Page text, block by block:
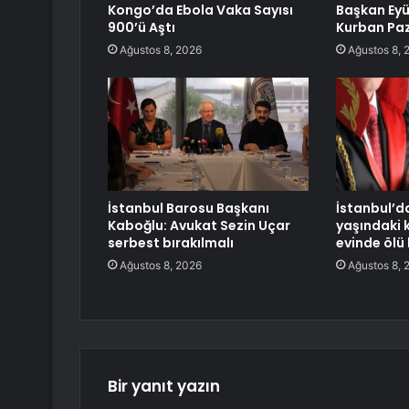
Kongo’da Ebola Vaka Sayısı
900’ü Aştı
Ağustos 8, 2026
Başkan
Kurban
Ağustos 8,
İstanbul Barosu Başkanı
Kaboğlu: Avukat Sezin Uçar
serbest bırakılmalı
Ağustos 8, 2026
yaşındaki
evinde ölü
Ağustos 8,
Bir yanıt yazın